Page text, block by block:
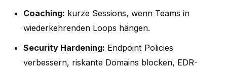
Coaching: kurze Sessions, wenn Teams in
wiederkehrenden Loops hängen.
Security Hardening: Endpoint Policies
verbessern, riskante Domains blocken, EDR-